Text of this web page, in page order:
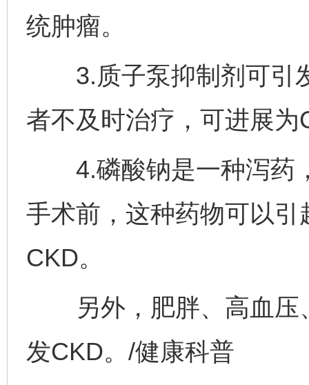
统肿瘤。
3.质子泵抑制剂可引
者不及时治疗，可进展为
4.磷酸钠是一种泻药
手术前，这种药物可以
CKD。
另外，肥胖、高血压
发CKD。/健康科普
完善运行机制助力责任有效落实